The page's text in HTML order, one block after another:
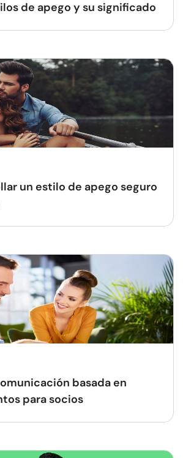
de apego y su significado
un estilo de apego seguro
basada en
para socios